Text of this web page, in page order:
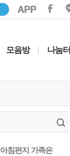
모음방 나눔터
침편지 가족은